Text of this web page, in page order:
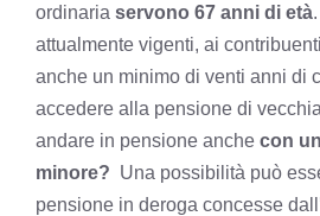
ordinaria servono 67 anni di età
attualmente vigenti, ai
anche un minimo di venti anni di
accedere alla pensione di
andare in pensione anche con
minore? Una possibilità può
pensione in deroga concesse